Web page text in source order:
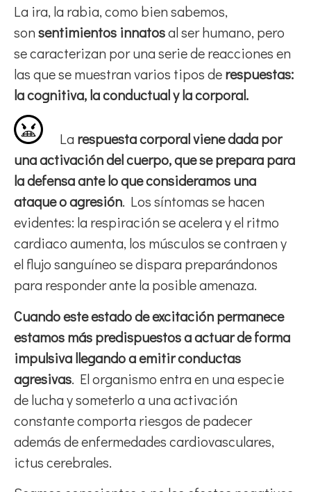
La ira, la rabia, como bien sabemos,
sonsentimientos innatosal ser humano, pero
se caracterizan por una serie de reacciones en
las que se muestran varios tipos derespuestas:
la cognitiva, la conductual y la corporal.
La respuesta corporal viene dada por
una activación del cuerpo, que se prepara para
la defensa ante lo que consideramos una
ataque o agresión. Los síntomas se hacen
evidentes: la respiración se acelera y el ritmo
cardiaco aumenta, los músculos se contraen y
el flujo sanguíneo se dispara preparándonos
para responder ante la posible amenaza.
Cuando este estado de excitación permanece
estamos más predispuestos a actuar de forma
impulsiva llegando a emitir conductas
agresivas. El organismo entra en una especie
de lucha y someterlo a una activación
constante comporta riesgos de padecer
además de enfermedades cardiovasculares,
ictus cerebrales.